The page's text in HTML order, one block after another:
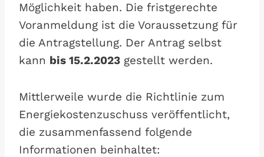
Möglichkeit haben. Die fristgerechte
Voranmeldung ist die Voraussetzung für
die Antragstellung. Der Antrag selbst
kann bis 15.2.2023 gestellt werden.
Mittlerweile wurde die Richtlinie zum
Energiekostenzuschuss veröffentlicht,
die zusammenfassend folgende
Informationen beinhaltet: